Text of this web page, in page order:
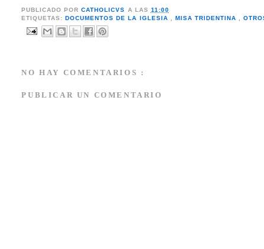
PUBLICADO PORCATHOLICVS A LAS 11:00
ETIQUETAS:DOCUMENTOS DE LA IGLESIA MISA TRIDENTINA
NO HAY COMENTARIOS :
PUBLICAR UN COMENTARIO